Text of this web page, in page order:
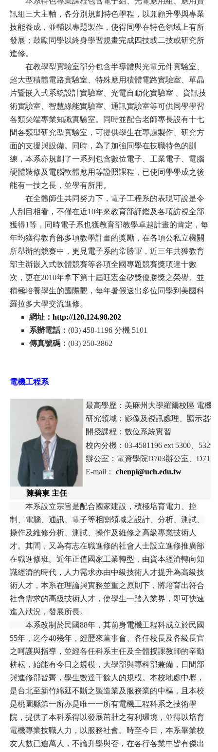
訊組三大主軸，各分別規劃特色學程，以兼顧升學與專業
技能養成，並輔以專題製作，使得同學在特色領域上有所
發展；鼓勵同學以終身學習規畫完成四技或二技或研究所
進修。
在教學型實驗室部分包含半導體與光電元件實驗室、
超大型積體電路實驗室、特殊應用積體電路實驗室、單晶
片暨嵌入式系統設計實驗室、光電自動化實驗室
、資訊技
術實驗室、 智慧綠能實驗室 、通訊實驗室等可供同學學習
各類尖端專業知識實驗室。同時並配合老師專長設有十七
間各類型研究型實驗室，可提供學生在專題製作、研究方
面的支援與設備。同時，為了加強同學在技職特色的訓
練，本系亦規劃了一系列包含數位電子、工業電子、電腦
硬體裝修及電腦軟體應用等證照課程，已使同學學成之後
能有一技之長，並學有所用 。
在全體師生共同努力下，電子工程系的表現可說是令
人刮目相看，不僅在近10年來教育部評鑑及各項訪視全部
獲得1等，同時電子系也獲教育部教學卓越計畫的肯定，每
年均獲得教育部多項教學計畫的獎勵，在各項公私立機關
所舉辦的競賽中，更見電子系的常勝軍，近三年共獲教育
部主辦嵌入式軟體競賽等各項全國專題競賽獎項達十數
次，更在2010年拿下第十屆旺宏金矽獎優勝獎之榮譽。並
積極培養學生的國際觀，每年暑假送出多位同學到美國科
羅拉多大學交流進修。
網址： http://120.124.98.202
系辦電話： (03) 458-1196 分機 5101
傳真號碼： (03) 250-3862
電機工程系
陳碧東 主任
最高學歷：美麻州大學羅爾校區 電機
研究領域：影像及視訊處理、顯示器
開授課程：數位系統實習
校內分機： 03-4581196 ext 5300、 5329
辦公室：電資學院D703辦公室、D711
E-mail： chenpi@uch.edu.tw
本系設立宗旨是配合國家建設，積極培育電力、控
制、電腦、通訊、電子等相關領域之設計、分析、測試、
操作及維修分析、測試、操作及維修之高級專業技術人
才。其間，又為有志在職進修的社會人士設立進修推廣部
在職進修班。近年正值國家工業轉型，由資本經濟轉向知
識經濟的時代，人力需求亦由中級技術人才提升為高級技
術人才，本系在理論與實務並重之原則下，將培育出符合
社會需求的高級技術人才，使學生一踏入業界，即可快速
進入狀況，發展所長。
本系改制於民國88年，其前身電機工程科成立於民國
55年，迄今40幾年，經歷來董事會、各任校長及各級長官
之呵護與指導，並經各任科系主任及全體授課教師的辛勤
耕耘，始能有今日之規模，大學部與專科部兼備，日間部
與進修部皆齊，學生數達千餘人的規模。本校地處中壢，
是台北至新竹綿延不斷之製造業及服務業的中樞，且本校
是桃園縣第一所亦是唯一一所有電機工程科系之技術學
院，提供了本科系得以發展茁壯之有利環境，並得以培育
電機專業技職人力，以服務社會。時至今日，本系畢業校
友人數已逾萬人，不論升學與否，在各行各業中皆有傑出